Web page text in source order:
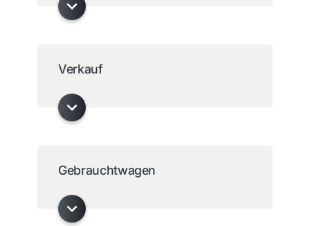
Verkauf
Gebrauchtwagen